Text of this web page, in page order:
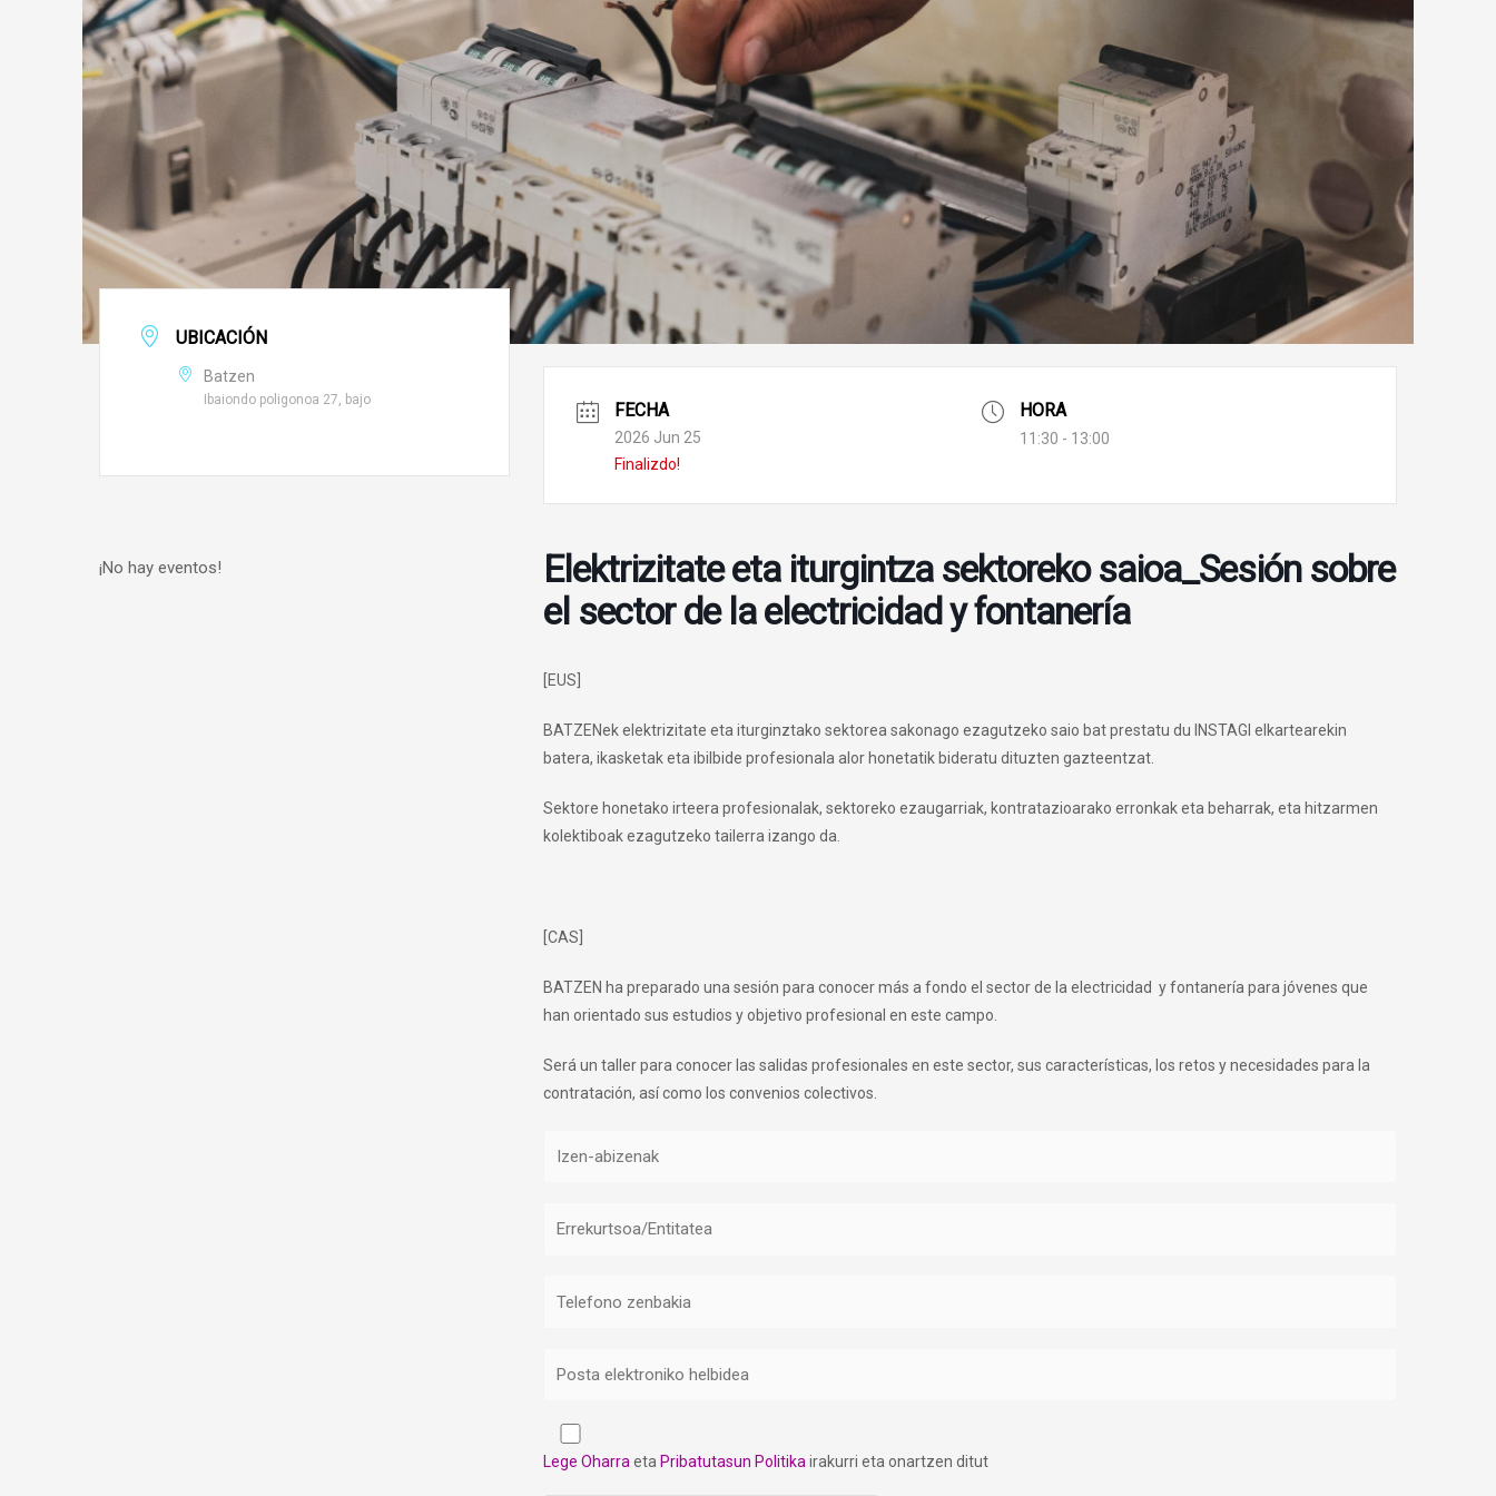
UBICACIÓN
Batzen
Ibaiondo poligonoa 27, bajo
¡No hay eventos!
FECHA
2026 Jun 25
Finalizdo!
HORA
11:30 - 13:00
Elektrizitate eta iturgintza sektoreko saioa_Sesión sobre
el sector de la electricidad y fontanería
[EUS]
BATZENek elektrizitate eta iturginztako sektorea sakonago ezagutzeko saio bat prestatu du INSTAGI elkartearekin
batera, ikasketak eta ibilbide profesionala alor honetatik bideratu dituzten gazteentzat.
Sektore honetako irteera profesionalak, sektoreko ezaugarriak, kontratazioarako erronkak eta beharrak, eta hitzarmen
kolektiboak ezagutzeko tailerra izango da.
[CAS]
BATZEN ha preparado una sesión para conocer más a fondo el sector de la electricidad y fontanería para jóvenes que
han orientado sus estudios y objetivo profesional en este campo.
Será un taller para conocer las salidas profesionales en este sector, sus características, los retos y necesidades para la
contratación, así como los convenios colectivos.
Lege Oharra eta Pribatutasun Politika irakurri eta onartzen ditut